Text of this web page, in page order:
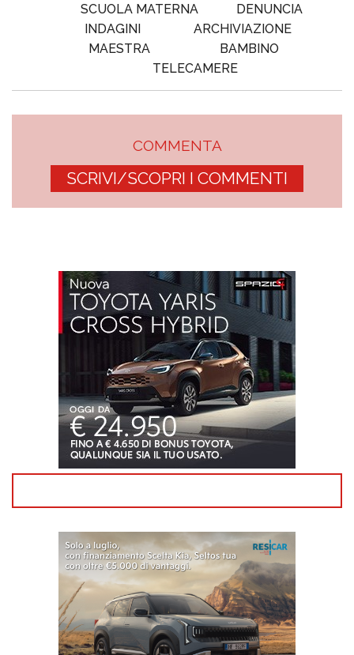
SCUOLA MATERNA
DENUNCIA
INDAGINI
ARCHIVIAZIONE
MAESTRA
BAMBINO
TELECAMERE
COMMENTA
SCRIVI/SCOPRI I COMMENTI